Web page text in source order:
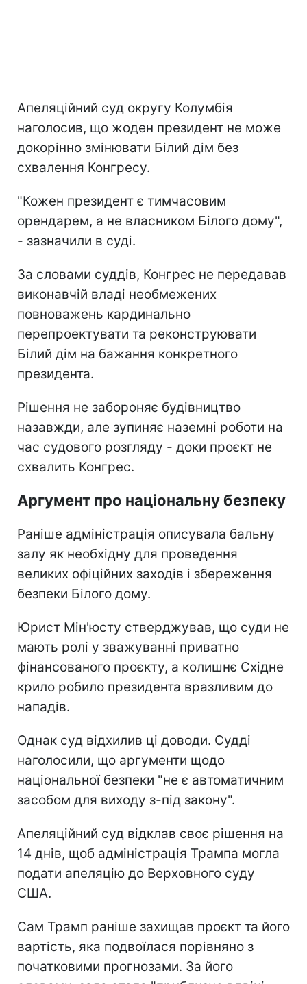
Апеляційний суд округу Колумбія
наголосив, що жоден президент не може
докорінно змінювати Білий дім без
схвалення Конгресу.
"Кожен президент є тимчасовим
орендарем, а не власником Білого дому",
- зазначили в суді.
За словами суддів, Конгрес не передавав
виконавчій владі необмежених
повноважень кардинально
перепроектувати та реконструювати
Білий дім на бажання конкретного
президента.
Рішення не забороняє будівництво
назавжди, але зупиняє наземні роботи на
час судового розгляду - доки проєкт не
схвалить Конгрес.
Аргумент про національну безпеку
Раніше адміністрація описувала бальну
залу як необхідну для проведення
великих офіційних заходів і збереження
безпеки Білого дому.
Юрист Мін'юсту стверджував, що суди не
мають ролі у зважуванні приватно
фінансованого проєкту, а колишнє Східне
крило робило президента вразливим до
нападів.
Однак суд відхилив ці доводи. Судді
наголосили, що аргументи щодо
національної безпеки "не є автоматичним
засобом для виходу з-під закону".
Апеляційний суд відклав своє рішення на
14 днів, щоб адміністрація Трампа могла
подати апеляцію до Верховного суду
США.
Сам Трамп раніше захищав проєкт та його
вартість, яка подвоїлася порівняно з
початковими прогнозами. За його